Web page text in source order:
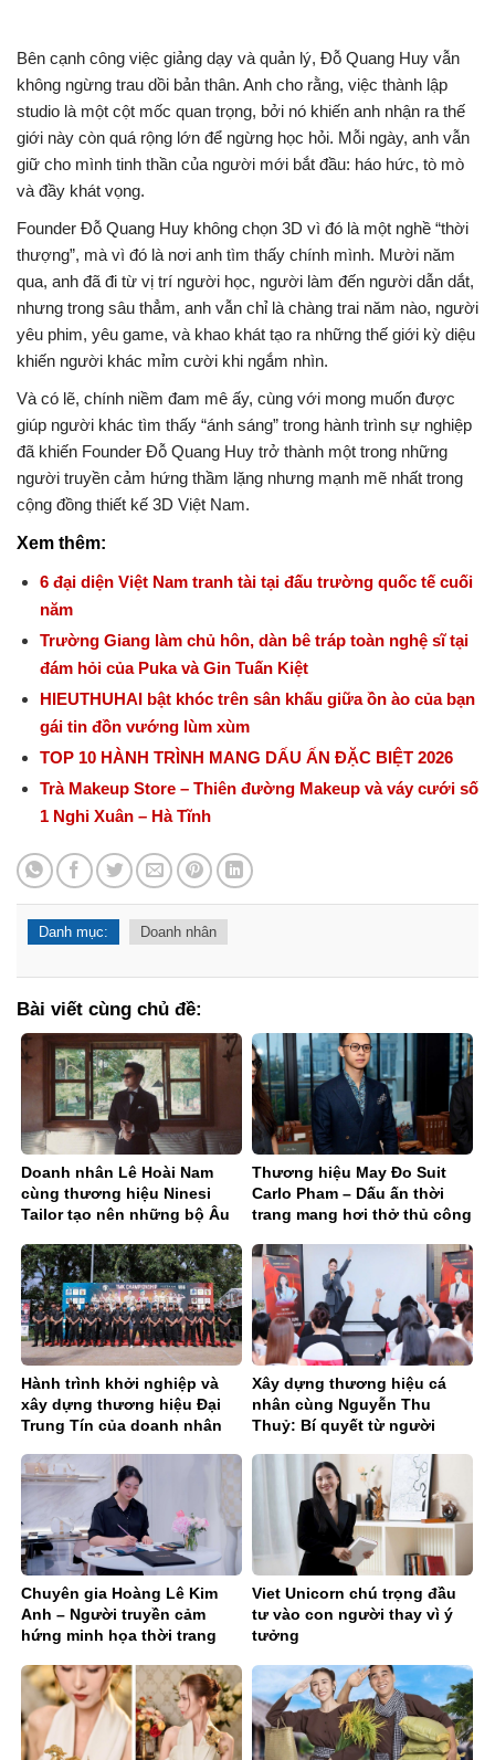
Bên cạnh công việc giảng dạy và quản lý, Đỗ Quang Huy vẫn
không ngừng trau dồi bản thân. Anh cho rằng, việc thành lập
studio là một cột mốc quan trọng, bởi nó khiến anh nhận ra thế
giới này còn quá rộng lớn để ngừng học hỏi. Mỗi ngày, anh vẫn
giữ cho mình tinh thần của người mới bắt đầu: háo hức, tò mò
và đầy khát vọng.
Founder Đỗ Quang Huy không chọn 3D vì đó là một nghề “thời
thượng”, mà vì đó là nơi anh tìm thấy chính mình. Mười năm
qua, anh đã đi từ vị trí người học, người làm đến người dẫn dắt,
nhưng trong sâu thẳm, anh vẫn chỉ là chàng trai năm nào, người
yêu phim, yêu game, và khao khát tạo ra những thế giới kỳ diệu
khiến người khác mỉm cười khi ngắm nhìn.
Và có lẽ, chính niềm đam mê ấy, cùng với mong muốn được
giúp người khác tìm thấy “ánh sáng” trong hành trình sự nghiệp
đã khiến Founder Đỗ Quang Huy trở thành một trong những
người truyền cảm hứng thầm lặng nhưng mạnh mẽ nhất trong
cộng đồng thiết kế 3D Việt Nam.
Xem thêm:
6 đại diện Việt Nam tranh tài tại đấu trường quốc tế cuối
năm
Trường Giang làm chủ hôn, dàn bê tráp toàn nghệ sĩ tại
đám hỏi của Puka và Gin Tuấn Kiệt
HIEUTHUHAI bật khóc trên sân khấu giữa ồn ào của bạn
gái tin đồn vướng lùm xùm
TOP 10 HÀNH TRÌNH MANG DẤU ẤN ĐẶC BIỆT 2026
Trà Makeup Store – Thiên đường Makeup và váy cưới số
1 Nghi Xuân – Hà Tĩnh
Danh mục: Doanh nhân
Bài viết cùng chủ đề:
Doanh nhân Lê Hoài Nam
cùng thương hiệu Ninesi
Tailor tạo nên những bộ Âu
Thương hiệu May Đo Suit
Carlo Pham – Dấu ấn thời
trang mang hơi thở thủ công
Hành trình khởi nghiệp và
xây dựng thương hiệu Đại
Trung Tín của doanh nhân
Xây dựng thương hiệu cá
nhân cùng Nguyễn Thu
Thuỷ: Bí quyết từ người
Chuyên gia Hoàng Lê Kim
Anh – Người truyền cảm
hứng minh họa thời trang
Viet Unicorn chú trọng đầu
tư vào con người thay vì ý
tưởng